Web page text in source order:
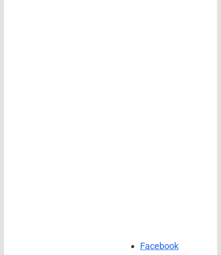
Facebook